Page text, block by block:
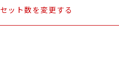
セット数を変更する